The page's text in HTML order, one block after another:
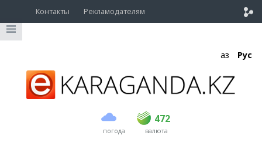
Контакты Рекламодателям
Қаз Рус
погода
472
USD 470 472
EUR валюта